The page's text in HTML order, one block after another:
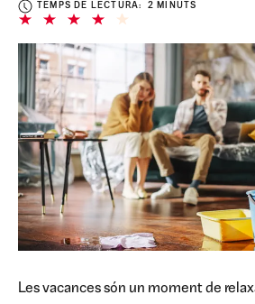
TEMPS DE LECTURA: 2 MINUTS
Les vacances són un moment de